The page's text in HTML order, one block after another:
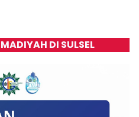
DI SULSEL